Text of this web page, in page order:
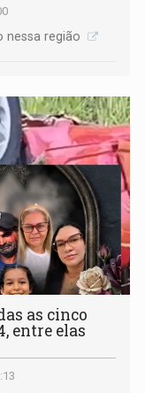
nessa região
as cinco
entre elas